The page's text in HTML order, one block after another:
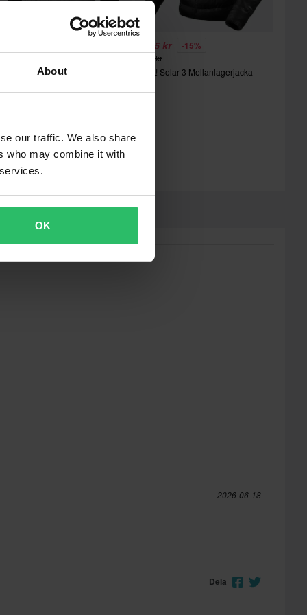
About
our traffic. We also share
who may combine it with
OK
1 435 kr -15%
1 689 kr
Rev'It! Solar 3 Mellanlagerjacka
2026-06-18
Dela